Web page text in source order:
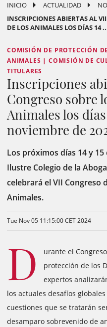
INICIO ACTUALIDAD
INSCRIPCIONES ABIERTAS AL
DE LOS ANIMALES LOS DÍAS 14
COMISIÓN DE PROTECCIÓN
ANIMALES | COMISIÓN DE
TITULARES
Inscripciones
Congreso sobre
Animales los días
noviembre de
Los próximos días 14 y
Ilustre Colegio de la
celebrará el VII Congreso
Animales.
Tue Nov 05 11:15:00 CET 2024
D
urante el
protección de los
expertos
los actuales desafíos
cuestiones que se tratarán
desamparo sobrevenido de